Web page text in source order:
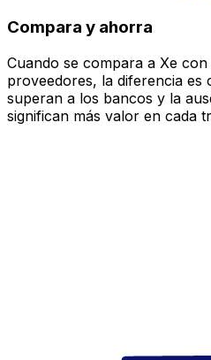
Compara y ahorra
Cuando se compara a Xe
proveedores, la diferencia es
superan a los bancos y la
significan más valor en cada